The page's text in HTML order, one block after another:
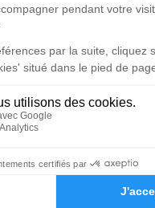
d’arbre hommage
Je rends
- Marie de Gardanne